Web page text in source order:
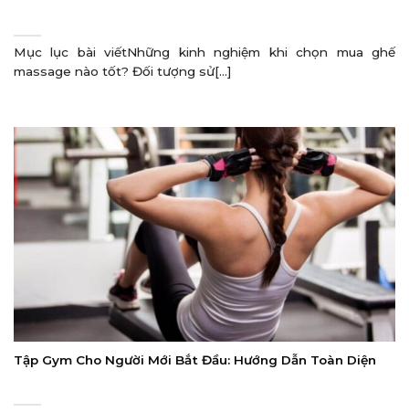
Mục lục bài viếtNhững kinh nghiệm khi chọn mua ghế
massage nào tốt? Đối tượng sử[...]
Tập Gym Cho Người Mới Bắt Đầu: Hướng Dẫn Toàn Diện